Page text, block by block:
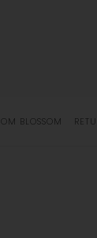
OM BLOSSOM